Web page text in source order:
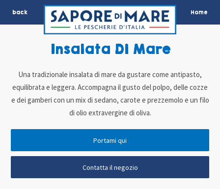
back Home
Insalata Di Mare
Una tradizionale insalata di mare da gustare come antipasto,
equilibrata e leggera. Accompagna il gusto del polpo, delle cozze
e dei gamberi con un mix di sedano, carote e prezzemolo e un filo
di olio extravergine di oliva.
Portami qui
Contatta il negozio